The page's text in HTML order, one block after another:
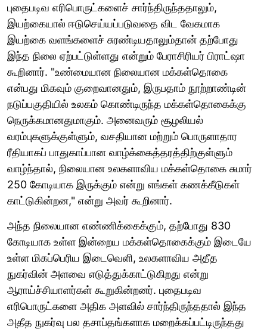
புதைபடிவ எரிபொருட்களைச் சார்ந்திருந்ததாலும்,
இயற்கையால் ஈடுசெய்யப்படுவதை விட வேகமாக
இயற்கை வளங்களைச் சுரண்டியதாலும்தான் தற்போது
இந்த நிலை ஏற்பட்டுள்ளது என்றும் பேராசிரியர் பிராட்ஷா
கூறினார். "உண்மையான நிலையான மக்கள்தொகை
என்பது மிகவும் குறைவானதும், இருபதாம் நூற்றாண்டின்
நடுப்பகுதியில் உலகம் கொண்டிருந்த மக்கள்தொகைக்கு
நெருக்கமானதுமாகும். அனைவரும் சூழலியல்
வரம்புகளுக்குள்ளும், வசதியான மற்றும் பொருளாதார
ரீதியாகப் பாதுகாப்பான வாழ்க்கைத்தரத்திற்குள்ளும்
வாழ்ந்தால், நிலையான உலகளாவிய மக்கள்தொகை சுமார்
250 கோடியாக இருக்கும் என்று எங்கள் கணக்கீடுகள்
காட்டுகின்றன," என்று அவர் கூறினார்.
அந்த நிலையான எண்ணிக்கைக்கும், தற்போது 830
கோடியாக உள்ள இன்றைய மக்கள்தொகைக்கும் இடையே
உள்ள மிகப்பெரிய இடைவெளி, உலகளாவிய அதீத
நுகர்வின் அளவை எடுத்துக்காட்டுகிறது என்று
ஆராய்ச்சியாளர்கள் கூறுகின்றனர். புதைபடிவ
எரிபொருட்களை அதிக அளவில் சார்ந்திருந்ததால் இந்த
அதீத நுகர்வு பல தசாப்தங்களாக மறைக்கப்பட்டிருந்தது